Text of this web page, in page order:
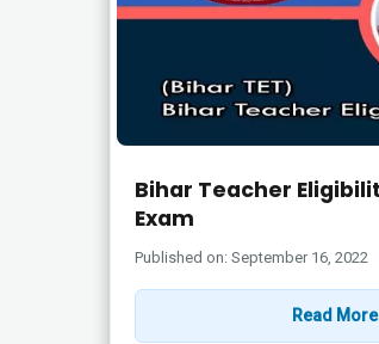
Bihar Teacher
Exam
Published on: September 16, 2022
Read More